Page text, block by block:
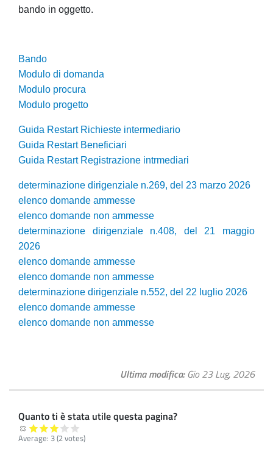
bando in oggetto.
Bando
Modulo di domanda
Modulo procura
Modulo progetto
Guida Restart Richieste intermediario
Guida Restart Beneficiari
Guida Restart Registrazione intrmediari
determinazione dirigenziale n.269, del 23 marzo 2026
elenco domande ammesse
elenco domande non ammesse
determinazione dirigenziale n.408, del 21 maggio
2026
elenco domande ammesse
elenco domande non ammesse
determinazione dirigenziale n.552, del 22 luglio 2026
elenco domande ammesse
elenco domande non ammesse
Ultima modifica Gio 23 Lug, 2026
Quanto ti è stata utile questa pagina?
Average: 3(2votes)